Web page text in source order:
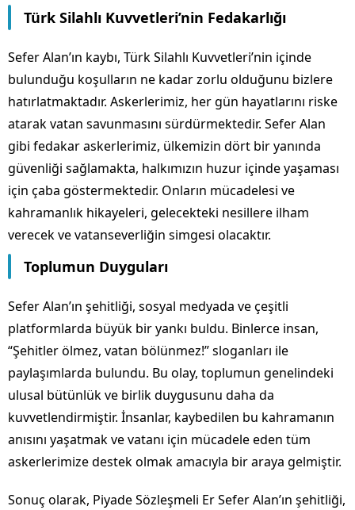
Türk Silahlı Kuvvetleri’nin Fedakarlığı
Sefer Alan’ın kaybı, Türk Silahlı Kuvvetleri’nin içinde
bulunduğu koşulların ne kadar zorlu olduğunu bizlere
hatırlatmaktadır. Askerlerimiz, her gün hayatlarını riske
atarak vatan savunmasını sürdürmektedir. Sefer Alan
gibi fedakar askerlerimiz, ülkemizin dört bir yanında
güvenliği sağlamakta, halkımızın huzur içinde yaşaması
için çaba göstermektedir. Onların mücadelesi ve
kahramanlık hikayeleri, gelecekteki nesillere ilham
verecek ve vatanseverliğin simgesi olacaktır.
Toplumun Duyguları
Sefer Alan’ın şehitliği, sosyal medyada ve çeşitli
platformlarda büyük bir yankı buldu. Binlerce insan,
“Şehitler ölmez, vatan bölünmez!” sloganları ile
paylaşımlarda bulundu. Bu olay, toplumun genelindeki
ulusal bütünlük ve birlik duygusunu daha da
kuvvetlendirmiştir. İnsanlar, kaybedilen bu kahramanın
anısını yaşatmak ve vatanı için mücadele eden tüm
askerlerimize destek olmak amacıyla bir araya gelmiştir.
Sonuç olarak, Piyade Sözleşmeli Er Sefer Alan’ın şehitliği,